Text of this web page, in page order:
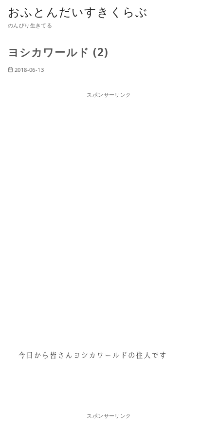
おふとんだいすきくらぶ
のんびり生きてる
ヨシカワールド (2)
2018-06-13
スポンサーリンク
スポンサーリンク